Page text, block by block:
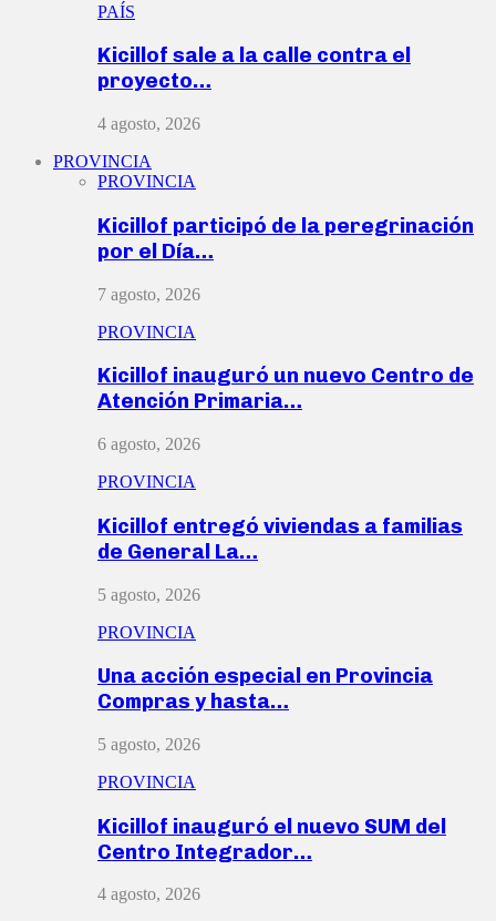
PAÍS
Kicillof sale a la calle contra el
proyecto…
4 agosto, 2026
PROVINCIA
PROVINCIA
Kicillof participó de la peregrinación
por el Día…
7 agosto, 2026
PROVINCIA
Kicillof inauguró un nuevo Centro de
Atención Primaria…
6 agosto, 2026
PROVINCIA
Kicillof entregó viviendas a familias
de General La…
5 agosto, 2026
PROVINCIA
Una acción especial en Provincia
Compras y hasta…
5 agosto, 2026
PROVINCIA
Kicillof inauguró el nuevo SUM del
Centro Integrador…
4 agosto, 2026